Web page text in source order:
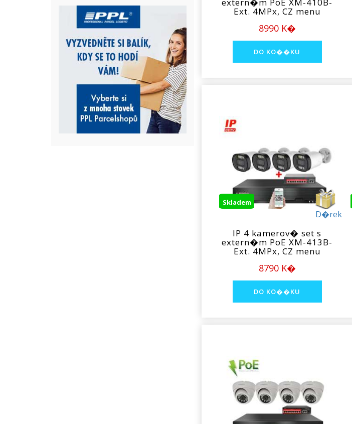
Ext. 4MPx, CZ menu
8990 K�
D�rek
Skladem
IP 4 kamerov� set s
extern�m PoE XM-413B-
Ext. 4MPx, CZ menu
8790 K�